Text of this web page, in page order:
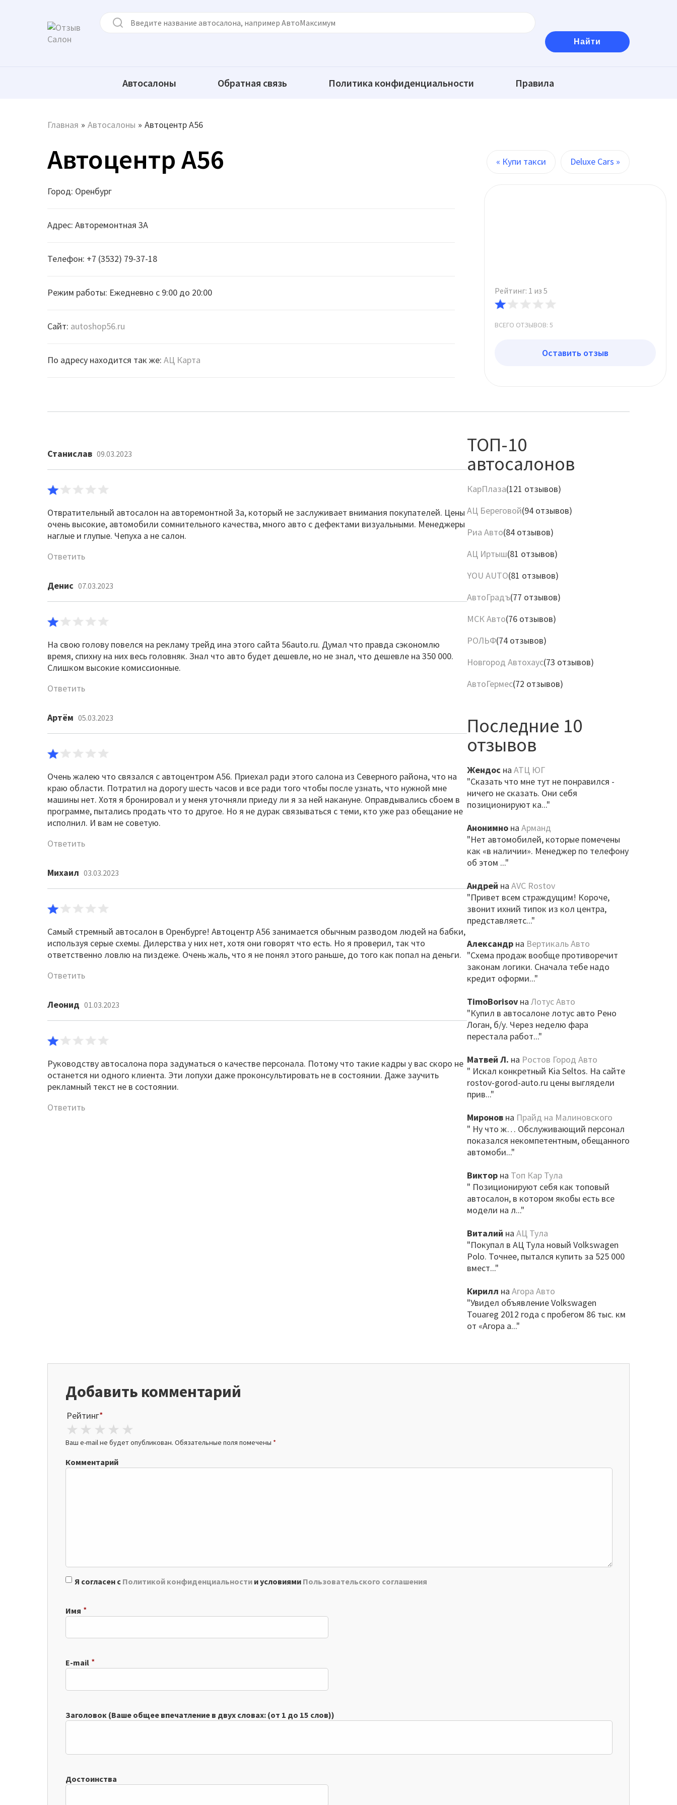
Автосалоны Обратная связь Политика конфиденциальности Правила
Главная » Автосалоны » Автоцентр А56
Автоцентр А56 « Купи такси Deluxe Cars »
Город: Оpенбуpг
Адрес: Авторемонтная 3А
Телефон: +7 (3532) 79-37-18
Режим работы: Ежедневно с 9:00 до 20:00
Сайт: autoshop56.ru
По адресу находится так же:АЦ Карта
Рейтинг: 1 из 5
ВСЕГО ОТЗЫВОВ: 5
Оставить отзыв
Станислав 09.03.2023
Отвратительный автосалон на авторемонтной 3а, который не заслуживает внимания покупателей. Цены
очень высокие, автомобили сомнительного качества, много авто с дефектами визуальными. Менеджеры
наглые и глупые. Чепуха а не салон.
Ответить
Денис 07.03.2023
На свою голову повелся на рекламу трейд ина этого сайта 56auto.ru. Думал что правда сэкономлю
время, спихну на них весь головняк. Знал что авто будет дешевле, но не знал, что дешевле на 350 000.
Слишком высокие комиссионные.
Ответить
Артём 05.03.2023
Очень жалею что связался с автоцентром А56. Приехал ради этого салона из Северного района, что на
краю области. Потратил на дорогу шесть часов и все ради того чтобы после узнать, что нужной мне
машины нет. Хотя я бронировал и у меня уточняли приеду ли я за ней накануне. Оправдывались сбоем в
программе, пытались продать что то другое. Но я не дурак связываться с теми, кто уже раз обещание не
исполнил. И вам не советую.
Ответить
Михаил 03.03.2023
Самый стремный автосалон в Оренбурге! Автоцентр А56 занимается обычным разводом людей на бабки,
используя серые схемы. Дилерства у них нет, хотя они говорят что есть. Но я проверил, так что
ответственно ловлю на пиздеже. Очень жаль, что я не понял этого раньше, до того как попал на деньги.
Ответить
Леонид 01.03.2023
Руководству автосалона пора задуматься о качестве персонала. Потому что такие кадры у вас скоро не
останется ни одного клиента. Эти лопухи даже проконсультировать не в состоянии. Даже заучить
рекламный текст не в состоянии.
Ответить
ТОП-10
автосалонов
КарПлаза(121 отзывов)
АЦ Береговой(94 отзывов)
Риа Авто(84 отзывов)
АЦ Иртыш(81 отзывов)
YOU AUTO(81 отзывов)
АвтоГрадъ(77 отзывов)
МСК Авто(76 отзывов)
РОЛЬФ(74 отзывов)
Новгород Автохаус(73 отзывов)
АвтоГермес(72 отзывов)
Последние 10
отзывов
Жендосна АТЦ ЮГ
"Сказать что мне тут не понравился -
ничего не сказать. Они себя
позиционируют ка..."
Анонимнона Арманд
"Нет автомобилей, которые помечены
как «в наличии». Менеджер по телефону
об этом ..."
Андрей на AVC Rostov
"Привет всем страждущим! Короче,
звонит ихний типок из кол центра,
представляетс..."
Александрна Вертикаль Авто
"Схема продаж вообще противоречит
законам логики. Сначала тебе надо
кредит оформи..."
TimoBorisovна Лотус Авто
"Купил в автосалоне лотус авто Рено
Логан, б/у. Через неделю фара
перестала работ..."
Матвей Л. на Ростов Город Авто
" Искал конкретный Kia Seltos. На сайте
rostov-gorod-auto.ru цены выглядели
прив..."
Мироновна Прайд на Малиновского
" Ну что ж… Обслуживающий персонал
показался некомпетентным, обещанного
автомоби..."
Викторна Топ Кар Тула
" Позиционируют себя как топовый
автосалон, в котором якобы есть все
модели на л..."
Виталий на АЦ Тула
"Покупал в АЦ Тула новый Volkswagen
Polo. Точнее, пытался купить за 525 000
вмест..."
Кирилл на Агора Авто
"Увидел объявление Volkswagen
Touareg 2012 года с пробегом 86 тыс. км
от «Агора а..."
Добавить комментарий
Рейтинг*
4 stars
3 stars
2 stars
1 star
Ваш e-mail не будет опубликован. Обязательные поля помечены *
Комментарий
Я согласен с Политикой конфиденциальностии условиями Пользовательского соглашения
Имя *
E-mail *
Заголовок (Ваше общее впечатление в двух словах: (от 1 до 15 слов))
Достоинства